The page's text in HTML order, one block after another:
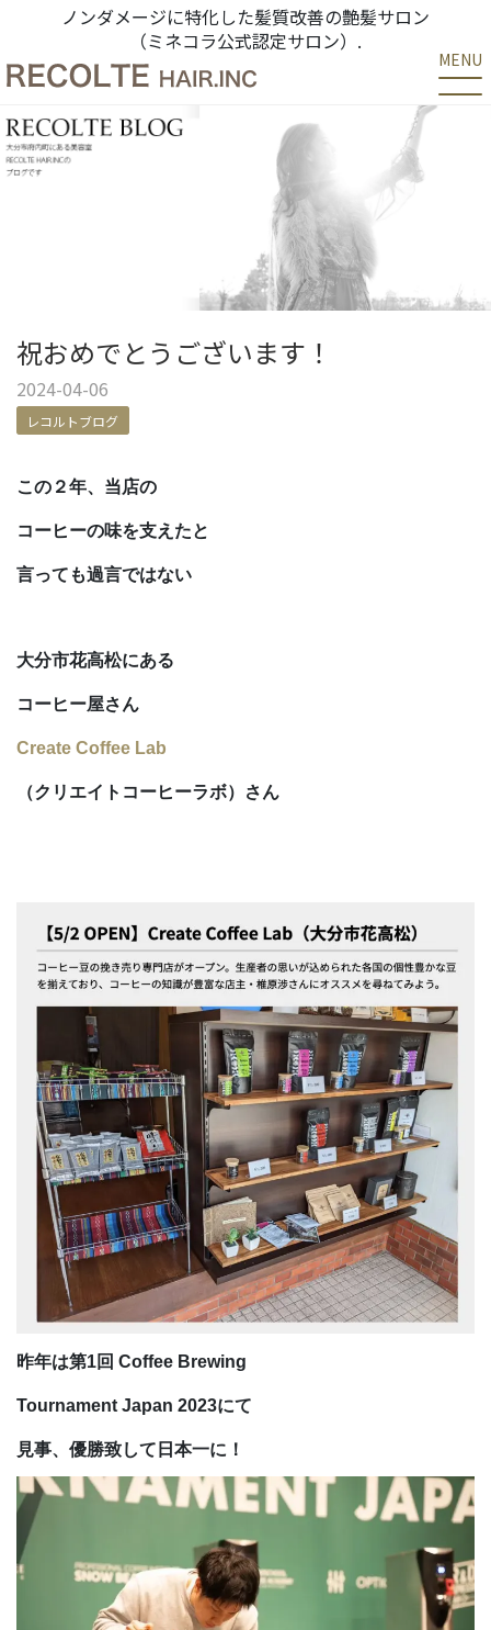
ノンダメージに特化した髪質改善の艶髪サロン
（ミネコラ公式認定サロン）.
MENU
祝おめでとうございます！
2024-04-06
レコルトブログ
この２年、 当店の
コーヒーの味を支えたと
言っても過言ではない
大分市花高松にある
コーヒー屋さん
Create Coffee Lab
（クリエイトコーヒーラボ）さん
昨年は第1回 Coffee Brewing
Tournament Japan 2023にて
見事、優勝致して日本一に！